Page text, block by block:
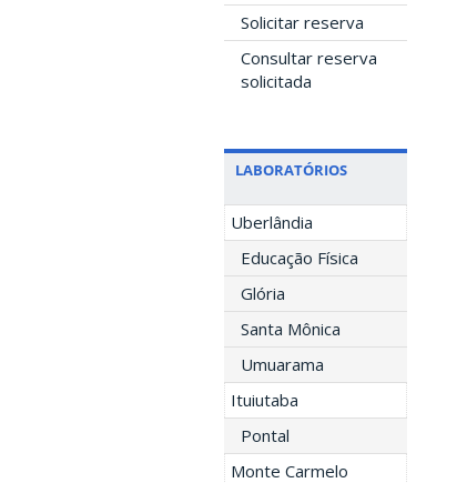
Solicitar reserva
Consultar reserva
solicitada
LABORATÓRIOS
Uberlândia
Educação Física
Glória
Santa Mônica
Umuarama
Ituiutaba
Pontal
Monte Carmelo